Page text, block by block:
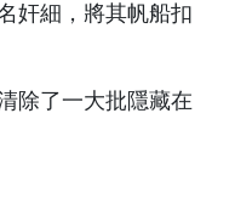
奸細，將其帆船扣
除了一大批隱藏在